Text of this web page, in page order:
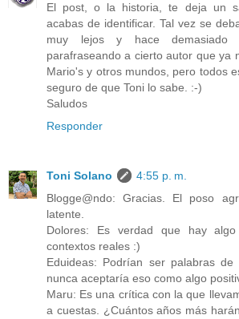
El post, o la historia, te deja un
acabas de identificar. Tal vez se
muy lejos y hace
parafraseando a cierto autor que ya
Mario's y otros mundos, pero todos
seguro de que Toni lo sabe. :-)
Saludos
Responder
Toni Solano
4:55 p. m.
Blogge@ndo: Gracias. El poso
latente.
Dolores: Es verdad que hay
contextos reales :)
Eduideas: Podrían ser palabras de
nunca aceptaría eso como algo
Maru: Es una crítica con la que
a cuestas. ¿Cuántos años más